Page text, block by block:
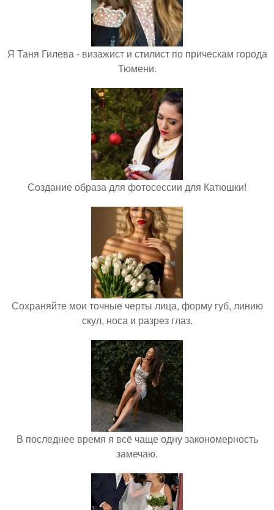
Я Таня Гилева - визажист и стилист по прическам города
Тюмени.
Создание образа для фотосессии для Катюшки!
Сохраняйте мои точные черты лица, форму губ, линию
скул, носа и разрез глаз.
В последнее время я всё чаще одну закономерность
замечаю.